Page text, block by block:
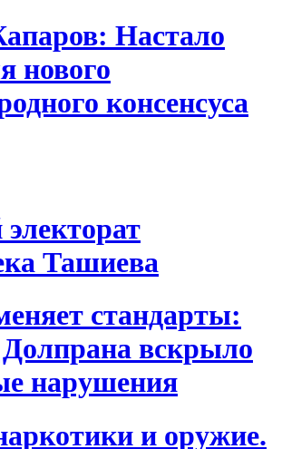
Настало
нового
консенсуса
Ташиева
стандарты:
вскрыло
нарушения
и оружие.